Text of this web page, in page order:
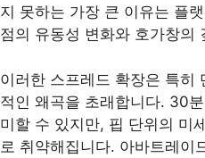
지 못하는 가장 큰 이유는 플
점의 유동성 변화와 호가창
이러한 스프레드 확장은 특히
적인 왜곡을 초래합니다. 30
미할 수 있지만, 핍 단위의 미
로 취약해집니다. 아바트레이